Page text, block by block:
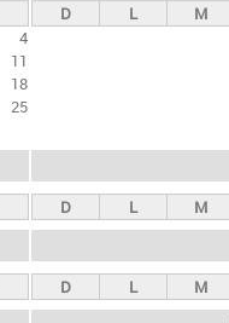
4
11
18
25
D L M
D L M
D L M